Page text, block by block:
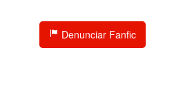
Denunciar Fanfic